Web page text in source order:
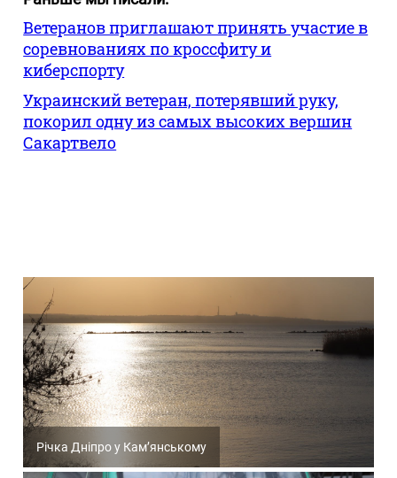
Ветеранов приглашают принять участие в
соревнованиях по кроссфиту и
киберспорту
Украинский ветеран, потерявший руку,
покорил одну из самых высоких вершин
Сакартвело
Річка Дніпро у Кам’янському